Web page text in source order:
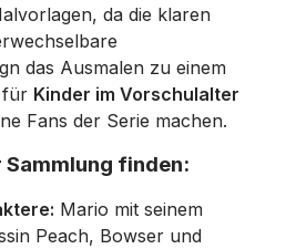
da die klaren
das Ausmalen zu einem
für Kinder im Vorschulalter
Fans der Serie machen.
Sammlung finden:
Mario mit seinem
Peach, Bowser und